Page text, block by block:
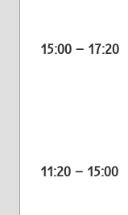
15:00 – 17:20
11:20 – 15:00